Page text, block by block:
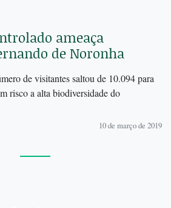
ameaça
de Noronha
de visitantes saltou de 10.094 para
risco a alta biodiversidade do
10 de março de 2019